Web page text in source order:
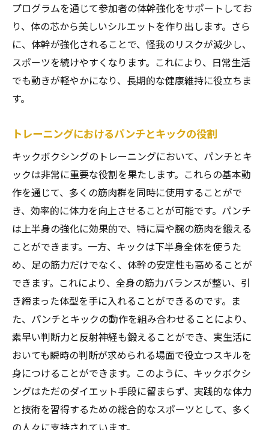
プログラムを通じて参加者の体幹強化をサポートしてお
り、体の芯から美しいシルエットを作り出します。さら
に、体幹が強化されることで、怪我のリスクが減少し、
スポーツを続けやすくなります。これにより、日常生活
でも動きが軽やかになり、長期的な健康維持に役立ちま
す。
トレーニングにおけるパンチとキックの役割
キックボクシングのトレーニングにおいて、パンチとキ
ックは非常に重要な役割を果たします。これらの基本動
作を通じて、多くの筋肉群を同時に使用することがで
き、効率的に体力を向上させることが可能です。パンチ
は上半身の強化に効果的で、特に肩や腕の筋肉を鍛える
ことができます。一方、キックは下半身全体を使うた
め、足の筋力だけでなく、体幹の安定性も高めることが
できます。これにより、全身の筋力バランスが整い、引
き締まった体型を手に入れることができるのです。ま
た、パンチとキックの動作を組み合わせることにより、
素早い判断力と反射神経も鍛えることができ、実生活に
おいても瞬時の判断が求められる場面で役立つスキルを
身につけることができます。このように、キックボクシ
ングはただのダイエット手段に留まらず、実践的な体力
と技術を習得するための総合的なスポーツとして、多く
の人々に支持されています。